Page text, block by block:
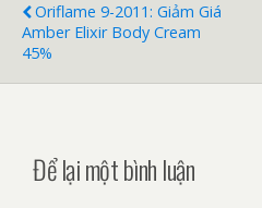
Oriflame 9-2011: Giảm Giá
Amber Elixir Body Cream
45%
Để lại một bình luận